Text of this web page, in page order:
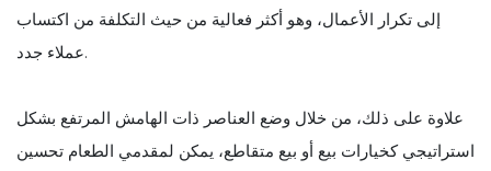
إلى تكرار الأعمال، وهو أكثر فعالية من حيث التكلفة من اكتساب
عملاء جدد.
علاوة على ذلك، من خلال وضع العناصر ذات الهامش المرتفع بشكل
استراتيجي كخيارات بيع أو بيع متقاطع، يمكن لمقدمي الطعام تحسين